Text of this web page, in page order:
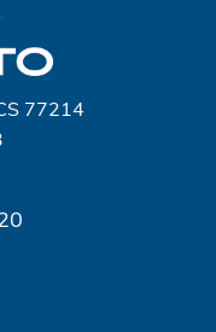
77214